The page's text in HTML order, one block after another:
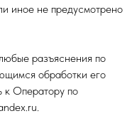
иное не предусмотрено
разъяснения по
обработки его
к Оператору по